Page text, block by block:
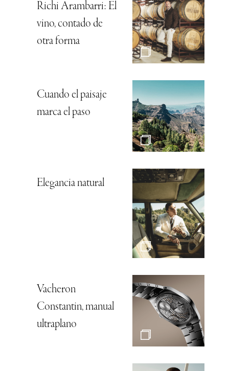
Richi Arambarri: El
vino, contado de
otra forma
Cuando el paisaje
marca el paso
Elegancia natural
Vacheron
Constantin, manual
ultraplano